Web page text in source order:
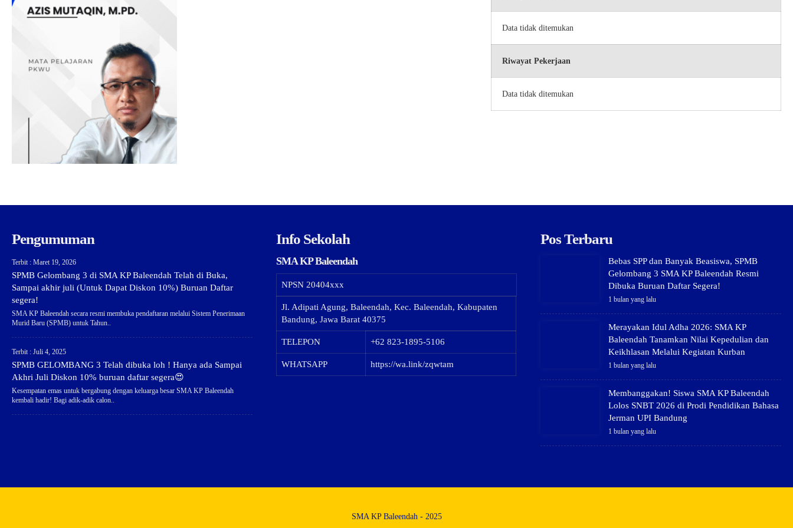
Data tidak ditemukan
Riwayat Pekerjaan
Data tidak ditemukan
Pengumuman
Terbit : Maret 19, 2026
SPMB Gelombang 3 di SMA KP Baleendah Telah di Buka,
Sampai akhir juli (Untuk Dapat Diskon 10%) Buruan Daftar
segera!
SMA KP Baleendah secara resmi membuka pendaftaran melalui Sistem Penerimaan
Murid Baru (SPMB) untuk Tahun..
Terbit : Juli 4, 2025
SPMB GELOMBANG 3 Telah dibuka loh ! Hanya ada Sampai
Akhri Juli Diskon 10% buruan daftar segera😍
Kesempatan emas untuk bergabung dengan keluarga besar SMA KP Baleendah
kembali hadir! Bagi adik-adik calon..
Info Sekolah
SMA KP Baleendah
NPSN 20404xxx
Jl. Adipati Agung, Baleendah, Kec. Baleendah, Kabupaten
Bandung, Jawa Barat 40375
TELEPON +62 823-1895-5106
WHATSAPP https://wa.link/zqwtam
Pos Terbaru
Bebas SPP dan Banyak Beasiswa, SPMB
Gelombang 3 SMA KP Baleendah Resmi
Dibuka Buruan Daftar Segera!
1 bulan yang lalu
Merayakan Idul Adha 2026: SMA KP
Baleendah Tanamkan Nilai Kepedulian dan
Keikhlasan Melalui Kegiatan Kurban
1 bulan yang lalu
Membanggakan! Siswa SMA KP Baleendah
Lolos SNBT 2026 di Prodi Pendidikan Bahasa
Jerman UPI Bandung
1 bulan yang lalu
SMA KP Baleendah - 2025